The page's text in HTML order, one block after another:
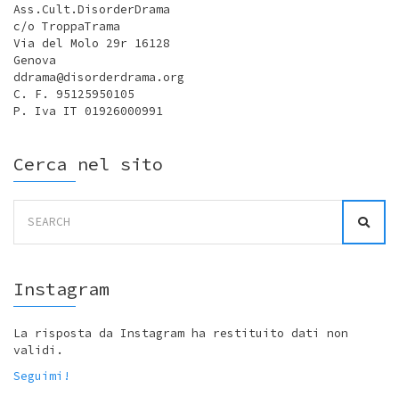
Ass.Cult.DisorderDrama
c/o TroppaTrama
Via del Molo 29r 16128
Genova
ddrama@disorderdrama.org
C. F. 95125950105
P. Iva IT 01926000991
Cerca nel sito
for:
Instagram
La risposta da Instagram ha restituito dati non
validi.
Seguimi!